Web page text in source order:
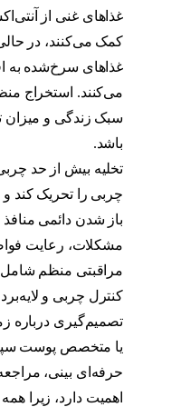
غذاهای غنی از
کمک می‌کنند، در
غذاهای سرخ‌شده به
می‌کنند. استخراج
سبک زندگی و میزان
باشد.
تخلیه بیش از حد
چربی را تحریک کند
باز شدن دائمی
مشکلات، رعایت
مراقبتی منظم شامل
کنترل چربی و
تصمیم‌گیری درباره
یا متخصص پوست
حرفه‌ای بینی،
اهمیت دارد، زیرا